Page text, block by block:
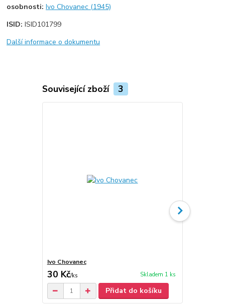
osobnosti:Ivo Chovanec (1945)
ISID:ISID101799
Další informace o dokumentu
Související zboží 3
Ivo Chovanec
30 Kč/ks Skladem 1 ks
Přidat do košíku